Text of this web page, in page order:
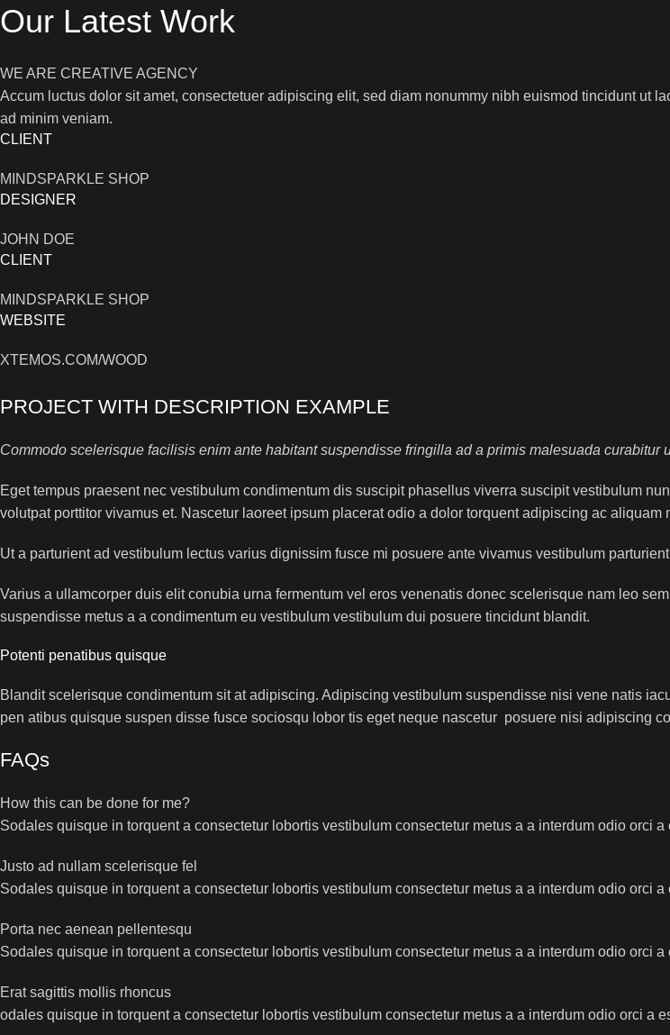
Our Latest Work
WE ARE CREATIVE AGENCY
Accum luctus dolor sit amet, consectetuer adipiscing elit, sed diam nonummy nibh euismod tincidunt ut
ad minim veniam.
CLIENT
MINDSPARKLE SHOP
DESIGNER
JOHN DOE
CLIENT
MINDSPARKLE SHOP
WEBSITE
XTEMOS.COM/WOOD
PROJECT WITH DESCRIPTION EXAMPLE
Commodo scelerisque facilisis enim ante habitant suspendisse fringilla ad a primis malesuada curabitur
Eget tempus praesent nec vestibulum condimentum dis suscipit phasellus viverra suscipit vestibulum
volutpat porttitor vivamus et. Nascetur laoreet ipsum placerat odio a dolor torquent adipiscing ac
Ut a parturient ad vestibulum lectus varius dignissim fusce mi posuere ante vivamus vestibulum
Varius a ullamcorper duis elit conubia urna fermentum vel eros venenatis donec scelerisque nam leo
suspendisse metus a a condimentum eu vestibulum vestibulum dui posuere tincidunt blandit.
Potenti penatibus quisque
Blandit scelerisque condimentum sit at adipiscing. Adipiscing vestibulum suspendisse nisi vene natis
pen atibus quisque suspen disse fusce sociosqu lobor tis eget neque nascetur posuere nisi adipiscing
FAQs
How this can be done for me?
Sodales quisque in torquent a consectetur lobortis vestibulum consectetur metus a a interdum odio orci
Justo ad nullam scelerisque fel
Sodales quisque in torquent a consectetur lobortis vestibulum consectetur metus a a interdum odio orci
Porta nec aenean pellentesqu
Sodales quisque in torquent a consectetur lobortis vestibulum consectetur metus a a interdum odio orci
Erat sagittis mollis rhoncus
odales quisque in torquent a consectetur lobortis vestibulum consectetur metus a a interdum odio orci a